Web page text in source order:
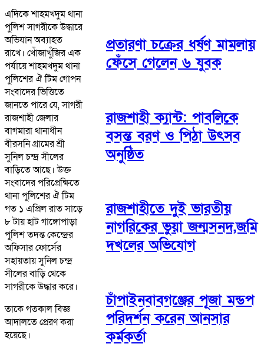
এদিকে শাহমখদুম থানা
পুলিশ সাগরীকে উদ্ধারে
অভিযান অব্যাহত
রাখে। খোঁজাখুঁজির এক
পর্যায়ে শাহমখদুম থানা
পুলিশের ঐ টিম গোপন
সংবাদের ভিত্তিতে
জানতে পারে যে, সাগরী
রাজশাহী জেলার
বাগমারা থানাধীন
বীরসনি গ্রামের শ্রী
সুনিল চন্দ্র সীলের
বাড়িতে আছে। উক্ত
সংবাদের পরিপ্রেক্ষিতে
থানা পুলিশের ঐ টিম
গত ১ এপ্রিল রাত সাড়ে
৮ টায় হাট গাঙ্গোপাড়া
পুলিশ তদন্ত কেন্দ্রের
অফিসার ফোর্সের
সহায়তায় সুনিল চন্দ্র
সীলের বাড়ি থেকে
সাগরীকে উদ্ধার করে।
তাকে গতকাল বিজ্ঞ
আদালতে প্রেরণ করা
হয়েছে।
প্রতারণা চক্রের ধর্ষণ মামলায়
ফেঁসে গেলেন ৬ যুবক
রাজশাহী ক্যান্ট: পাবলিকে
বসন্ত বরণ ও পিঠা উৎসব
অনুষ্ঠিত
রাজশাহীতে দুই ভারতীয়
নাগরিকের ভুয়া জন্মসনদ,জমি
দখলের অভিযোগ
চাঁপাইনবাবগঞ্জের পূজা মন্ডপ
পরিদর্শন করেন আনসার
কর্মকর্তা